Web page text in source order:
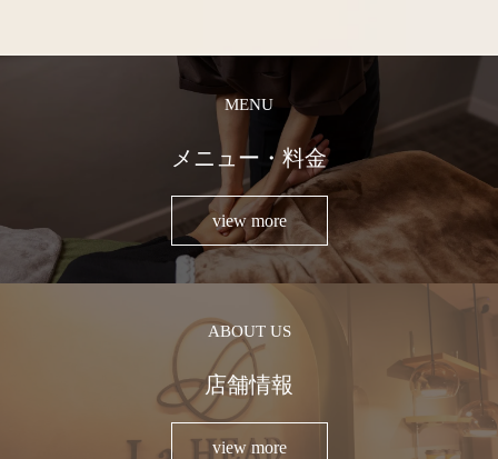
MENU
メニュー・料金
view more
ABOUT US
店舗情報
view more